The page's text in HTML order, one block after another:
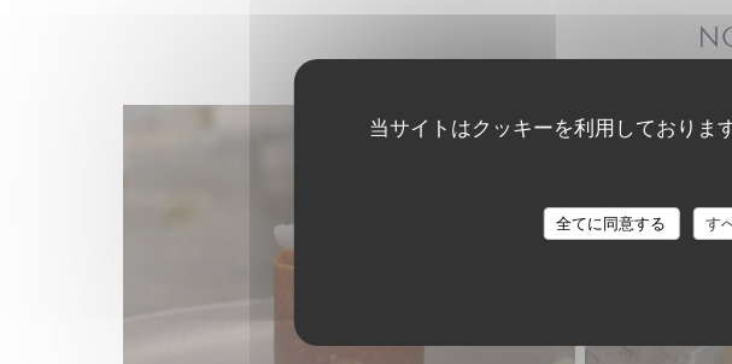
当サイトはクッキーを利用しておりま
全てに同意する す
LE